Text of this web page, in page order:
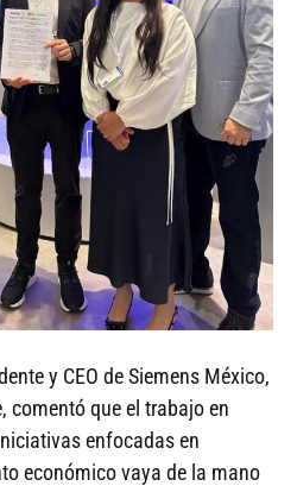
y CEO de Siemens México,
comentó que el trabajo en
enfocadas en
económico vaya de la mano